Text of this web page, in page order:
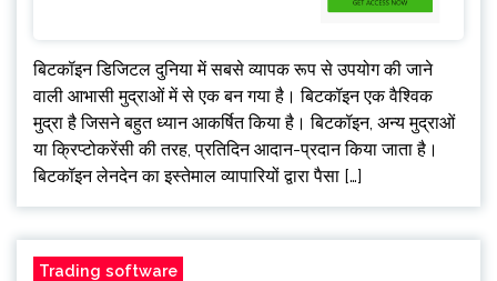
बिटकॉइन डिजिटल दुनिया में सबसे व्यापक रूप से उपयोग की जाने
वाली आभासी मुद्राओं में से एक बन गया है। बिटकॉइन एक वैश्विक
मुद्रा है जिसने बहुत ध्यान आकर्षित किया है। बिटकॉइन, अन्य मुद्राओं
या क्रिप्टोकरेंसी की तरह, प्रतिदिन आदान-प्रदान किया जाता है।
बिटकॉइन लेनदेन का इस्तेमाल व्यापारियों द्वारा पैसा […]
Trading software